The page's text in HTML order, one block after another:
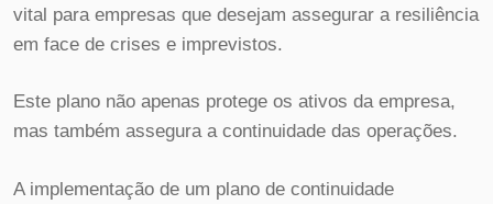
vital para empresas que desejam assegurar a resiliência
em face de crises e imprevistos.
Este plano não apenas protege os ativos da empresa,
mas também assegura a continuidade das operações.
A implementação de um plano de continuidade